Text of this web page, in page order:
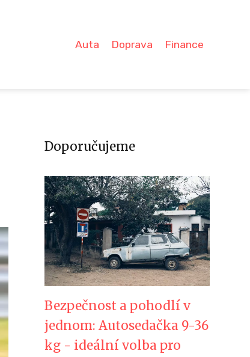
Auta Doprava Finance
Doporučujeme
Bezpečnost a pohodlí v
jednom: Autosedačka 9-36
kg - ideální volba pro